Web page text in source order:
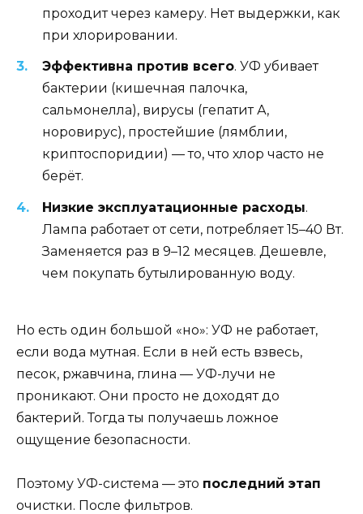
проходит через камеру. Нет выдержки, как
при хлорировании.
Эффективна против всего. УФ убивает
бактерии (кишечная палочка,
сальмонелла), вирусы (гепатит А,
норовирус), простейшие (лямблии,
криптоспоридии) — то, что хлор часто не
берёт.
Низкие эксплуатационные расходы.
Лампа работает от сети, потребляет 15–40 Вт.
Заменяется раз в 9–12 месяцев. Дешевле,
чем покупать бутылированную воду.
Но есть один большой «но»: УФ не работает,
если вода мутная. Если в ней есть взвесь,
песок, ржавчина, глина — УФ-лучи не
проникают. Они просто не доходят до
бактерий. Тогда ты получаешь ложное
ощущение безопасности.
Поэтому УФ-система — это последний этап
очистки. После фильтров.